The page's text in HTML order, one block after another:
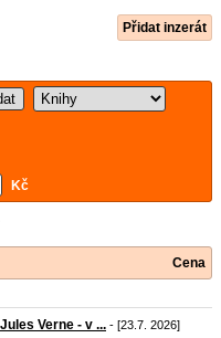
Přidat inzerát
Kč
Cena
Verne - v ... - [23.7. 2026]